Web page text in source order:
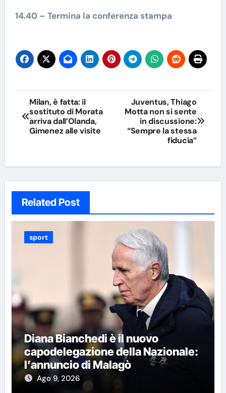
14.40 – Termina la conferenza stampa
Navigazione
articoli
Milan, è fatta: il
sostituto di Morata
arriva dall’Olanda,
Gimenez alle visite
Juventus, Thiago
Motta non si sente
in discussione:
“Sempre la stessa
fiducia”
Related Post
sport
Diana Bianchedi è il nuovo
capodelegazione della Nazionale:
l’annuncio di Malagò
Ago 9, 2026